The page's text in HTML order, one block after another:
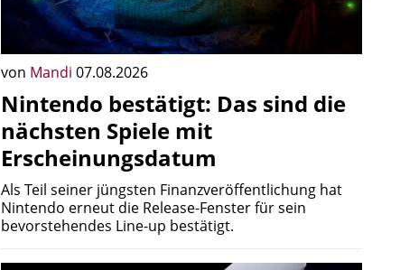
von Mandi 07.08.2026
Nintendo bestätigt: Das sind die
nächsten Spiele mit
Erscheinungsdatum
Als Teil seiner jüngsten Finanzveröffentlichung hat
Nintendo erneut die Release-Fenster für sein
bevorstehendes Line-up bestätigt.